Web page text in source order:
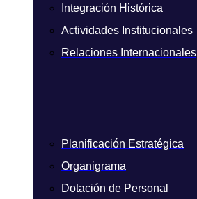
Integración Histórica
Actividades Institucionales
Relaciones Internacionales
Planificación Estratégica
Organigrama
Dotación de Personal